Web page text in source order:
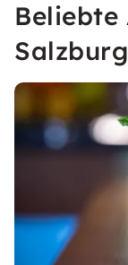
Salzburg